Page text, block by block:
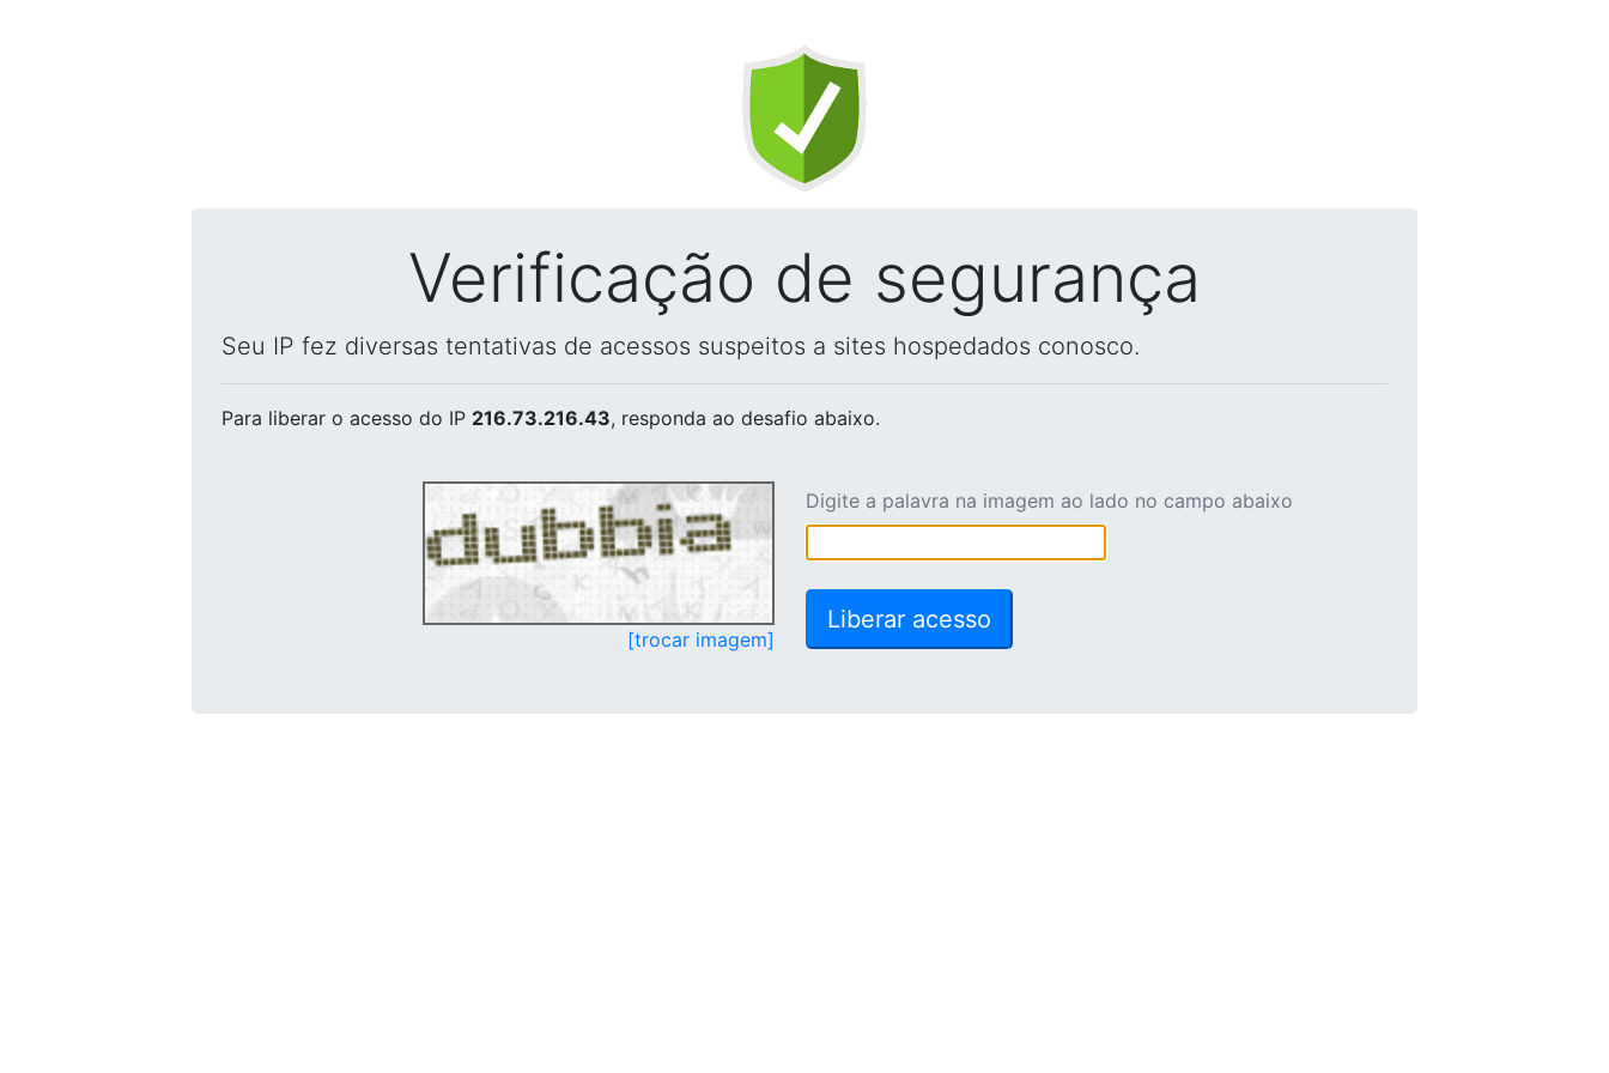
Verificação de segurança
Seu IP fez diversas tentativas de acessos suspeitos a sites hospedados conosco.
Para liberar o acesso do IP 216.73.216.43, responda ao desafio abaixo.
[trocar imagem]
Digite a palavra na imagem ao lado no campo abaixo